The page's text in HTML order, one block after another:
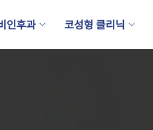
인후과 코성형 클리닉